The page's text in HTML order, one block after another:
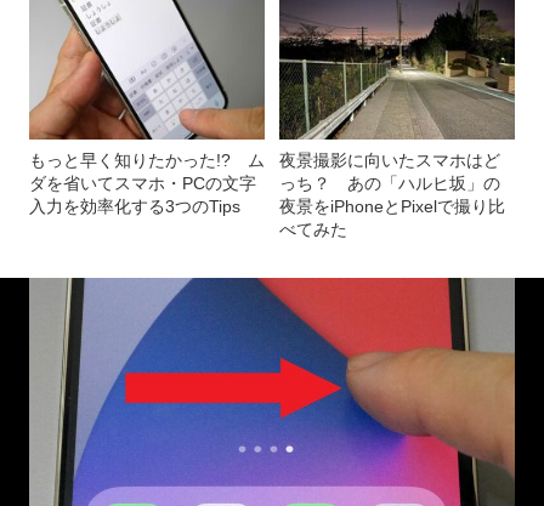
もっと早く知りたかった!? ム
ダを省いてスマホ・PCの文字
入力を効率化する3つのTips
夜景撮影に向いたスマホはど
っち？ あの「ハルヒ坂」の
夜景をiPhoneとPixelで撮り比
べてみた